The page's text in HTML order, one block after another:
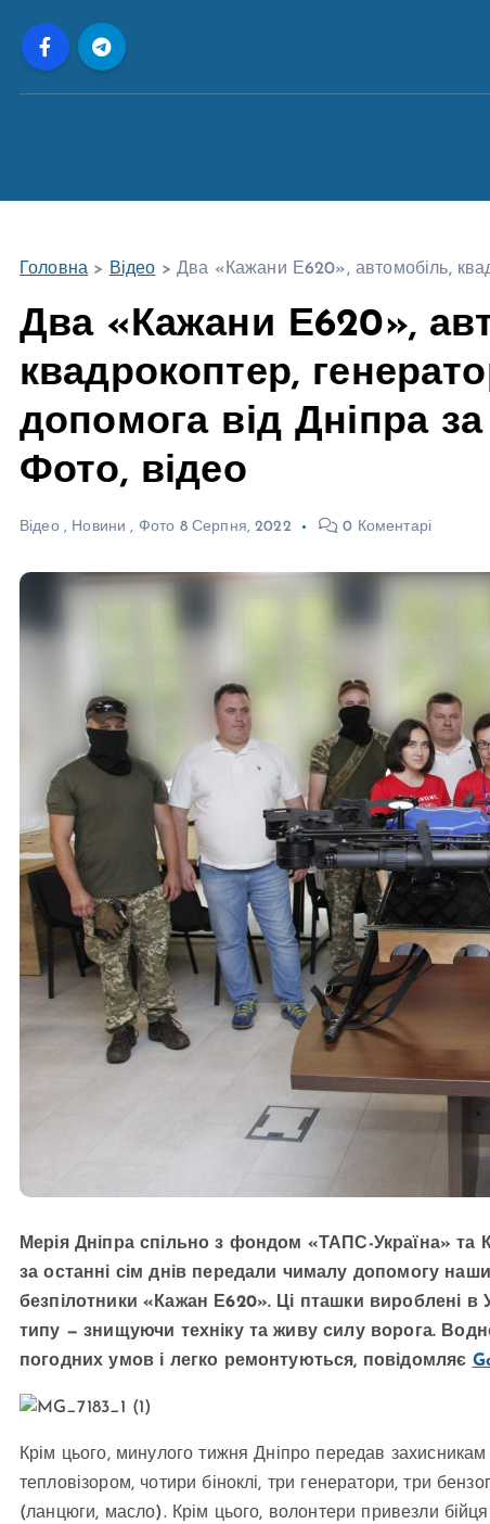
Головна > Відео > Два «Кажани Е620», автомобіль,
Два «Кажани Е620»,
квадрокоптер,
допомога від Дніпра
Фото, відео
Відео, Новини , Фото 8 Серпня, 2022 0 Коментарі
Мерія Дніпра спільно з фондом «ТАПС-Україна» та
за останні сім днів передали чималу допомогу
безпілотники «Кажан Е620». Ці пташки вироблені в
типу — знищуючи техніку та живу силу ворога.
погодних умов і легко ремонтуються, повідомляє
Крім цього, минулого тижня Дніпро передав
тепловізором, чотири біноклі, три генератори, три
(ланцюги, масло). Крім цього, волонтери привезли